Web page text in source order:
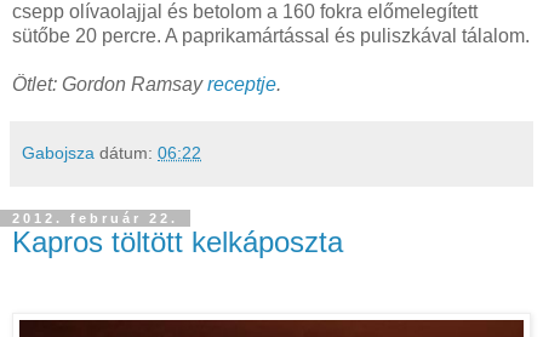
csepp olívaolajjal és betolom a 160 fokra előmelegített
sütőbe 20 percre. A paprikamártással és puliszkával tálalom.
Ötlet: Gordon Ramsayreceptje.
Gabojsza dátum: 06:22
2012. február 22.
Kapros töltött kelkáposzta